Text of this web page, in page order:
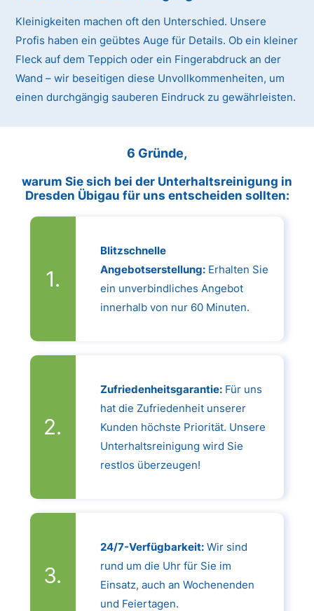
Kleinigkeiten machen oft den Unterschied. Unsere
Profis haben ein geübtes Auge für Details. Ob ein kleiner
Fleck auf dem Teppich oder ein Fingerabdruck an der
Wand – wir beseitigen diese Unvollkommenheiten, um
einen durchgängig sauberen Eindruck zu gewährleisten.
6 Gründe,
warum Sie sich bei der Unterhaltsreinigung in
Dresden Übigau für uns entscheiden sollten:
Blitzschnelle
Angebotserstellung:Erhalten Sie
ein unverbindliches Angebot
innerhalb von nur 60 Minuten.
Zufriedenheitsgarantie:Für uns
hat die Zufriedenheit unserer
Kunden höchste Priorität. Unsere
Unterhaltsreinigung wird Sie
restlos überzeugen!
24/7-Verfügbarkeit:Wir sind
rund um die Uhr für Sie im
Einsatz, auch an Wochenenden
und Feiertagen.